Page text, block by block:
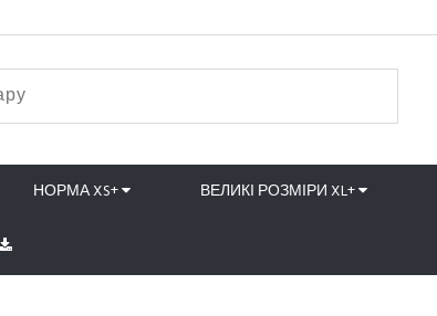
НОРМА XS+ ВЕЛИКІ РОЗМІРИ XL+